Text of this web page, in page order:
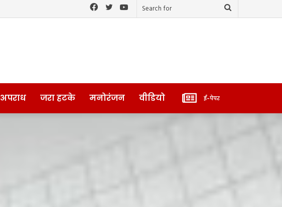
Search
YouTube
Twitter
Facebook
अपराध जरा हटके मनोरंजन वीडियो ई-
ई-पेपर